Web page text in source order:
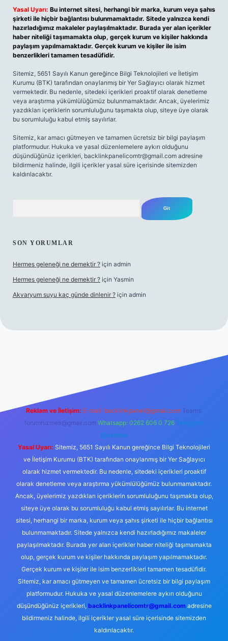
Yasal Uyarı: Bu internet sitesi, herhangi bir marka, kurum veya şahıs
şirketi ile hiçbir bağlantısı bulunmamaktadır. Sitede yalnızca kendi
hazırladığımız makaleler paylaşılmaktadır. Burada yer alan içerikler
haber niteliği taşımamakta olup, gerçek kurum ve kişiler hakkında
paylaşım yapılmamaktadır. Gerçek kurum ve kişiler ile isim
benzerlikleri tamamen tesadüfidir.
Sitemiz, 5651 Sayılı Kanun gereğince Bilgi Teknolojileri ve İletişim
Kurumu (BTK) tarafından onaylanmış bir Yer Sağlayıcı olarak hizmet
vermektedir. Bu nedenle, sitedeki içerikleri proaktif olarak denetleme
veya araştırma yükümlülüğümüz bulunmamaktadır. Ancak, üyelerimiz
yazdıkları içeriklerin sorumluluğunu taşımakta olup, siteye üye olarak
bu sorumluluğu kabul etmiş sayılırlar.
Sitemiz, kar amacı gütmeyen ve tamamen ücretsiz bir bilgi paylaşım
platformudur. Hukuka ve yasal düzenlemelere aykırı olduğunu
düşündüğünüz içerikleri, backlinkpanelicomtr@gmail.com adresine
bildirmeniz halinde, ilgili içerikler yasal süre içerisinde sitemizden
kaldırılacaktır.
SON YORUMLAR
Hermes geleneği ne demektir ? için admin
Hermes geleneği ne demektir ? için Yasmin
Akvaryum suyu kaç günde dinlenir ? için admin
Reklam ve İletişim: E-mail: backlinkpaneli@gmail.com Teams:
forumhizmeti@gmail.com Whatsapp: 0262 606 0 726 Telegram:
@karabul
Yasal Uyarı: Sitemiz, 5651 Sayılı Kanun gereğince Bilgi Teknolojileri
ve İletişim Kurumu (BTK) tarafından onaylanmış bir Yer Sağlayıcı
olarak hizmet vermektedir. Bu nedenle, sitedeki içerikleri proaktif
olarak denetleme veya araştırma yükümlülüğümüz bulunmamaktadır.
Ancak, üyelerimiz yazdıkları içeriklerin sorumluluğunu taşımakta olup,
siteye üye olarak bu sorumluluğu kabul etmiş sayılırlar. Bu internet
sitesi, herhangi bir marka, kurum veya şahıs şirketi ile hiçbir bağlantısı
bulunmamaktadır. Sitede yalnızca kendi hazırladığımız makaleler
paylaşılmaktadır. Burada yer alan içerikler haber niteliği taşımamakta
olup, gerçek kurum ve kişiler hakkında paylaşım yapılmamaktadır.
Gerçek kurum ve kişiler ile isim benzerlikleri tamamen tesadüfidir.
Sitemiz, kar amacı gütmeyen ve tamamen ücretsiz bir bilgi paylaşım
platformudur. Hukuka ve yasal düzenlemelere aykırı olduğunu
düşündüğünüz içerikleri, backlinkpanelicomtr@gmail.comadresine
bildirmeniz halinde, ilgili içerikler yasal süre içerisinde sitemizden
kaldırılacaktır.